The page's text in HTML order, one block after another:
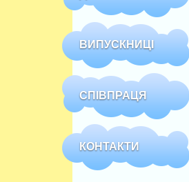
ВИПУСКНИЦІ
СПІВПРАЦЯ
КОНТАКТИ